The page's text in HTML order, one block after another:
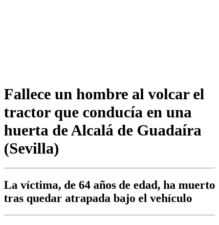
Fallece un hombre al volcar el
tractor que conducía en una
huerta de Alcalá de Guadaíra
(Sevilla)
La víctima, de 64 años de edad, ha muerto
tras quedar atrapada bajo el vehículo